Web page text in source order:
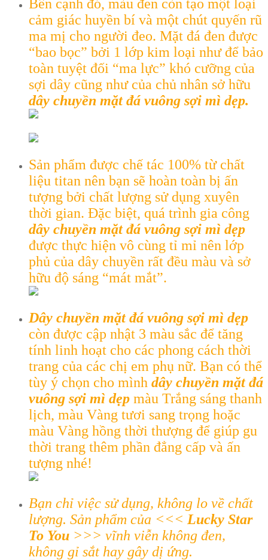
Bên cạnh đó, màu đen còn tạo một loại
cảm giác huyền bí và một chút quyến rũ
ma mị cho người đeo. Mặt đá đen được
“bao bọc” bởi 1 lớp kim loại như để bảo
toàn tuyệt đối “ma lực” khó cưỡng của
sợi dây cũng như của chủ nhân sở hữu
dây chuyền mặt đá vuông sợi mì dẹp.
Sản phẩm được chế tác 100% từ chất
liệu titan nên bạn sẽ hoàn toàn bị ấn
tượng bởi chất lượng sử dụng xuyên
thời gian. Đặc biệt, quá trình gia công
dây chuyền mặt đá vuông sợi mì dẹp
được thực hiện vô cùng tỉ mỉ nên lớp
phủ của dây chuyền rất đều màu và sở
hữu độ sáng “mát mắt”.
Dây chuyền mặt đá vuông sợi mì dẹp
còn được cập nhật 3 màu sắc để tăng
tính linh hoạt cho các phong cách thời
trang của các chị em phụ nữ. Bạn có thể
tùy ý chọn cho mình dây chuyền mặt đá
vuông sợi mì dẹp màu Trắng sáng thanh
lịch, màu Vàng tươi sang trọng hoặc
màu Vàng hồng thời thượng để giúp gu
thời trang thêm phần đẳng cấp và ấn
tượng nhé!
Bạn chỉ việc sử dụng, không lo về chất
lượng. Sản phẩm của <<< Lucky Star
To You >>> vĩnh viễn không đen,
không gỉ sắt hay gây dị ứng.